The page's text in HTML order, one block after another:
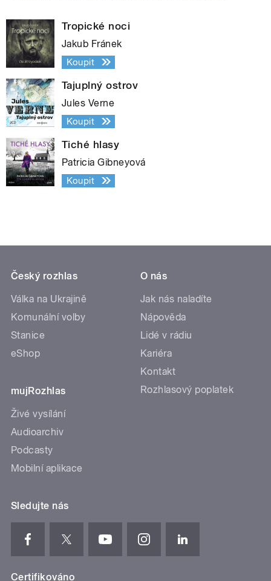
Tropické noci
Jakub Fránek
Koupit
Tajuplný ostrov
Jules Verne
Koupit
Tiché hlasy
Patricia Gibneyová
Koupit
Český rozhlas
Válka na Ukrajině
Komunální volby
Stanice
eShop
mujRozhlas
Živé vysílání
Audioarchiv
Podcasty
Mobilní aplikace
O nás
Jak nás naladíte
Nápověda
Lidé v rádiu
Kariéra
Kontakt
Rozhlasový poplatek
Sledujte nás
Certifikováno